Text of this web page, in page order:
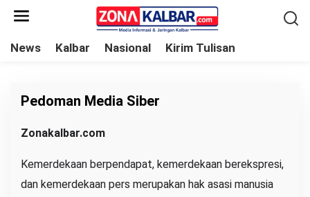
News Kalbar Nasional Kirim Tulisan
Pedoman Media Siber
|
N
I
,
Zonakalbar.com
Kemerdekaan berpendapat, kemerdekaan berekspresi,
dan kemerdekaan pers merupakan hak asasi manusia